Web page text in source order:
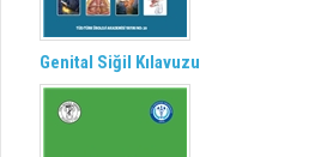
Genital Siğil Kılavuzu